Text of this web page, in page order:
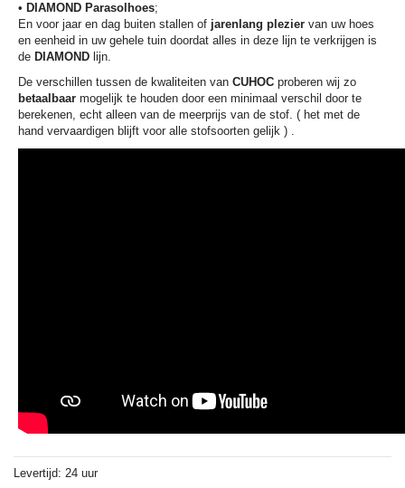
• DIAMOND Parasolhoes;
En voor jaar en dag buiten stallen of jarenlang plezier van uw hoes
en eenheid in uw gehele tuin doordat alles in deze lijn te verkrijgen is
de DIAMOND lijn.
De verschillen tussen de kwaliteiten van CUHOC proberen wij zo
betaalbaar mogelijk te houden door een minimaal verschil door te
berekenen, echt alleen van de meerprijs van de stof. ( het met de
hand vervaardigen blijft voor alle stofsoorten gelijk ) .
Levertijd: 24 uur